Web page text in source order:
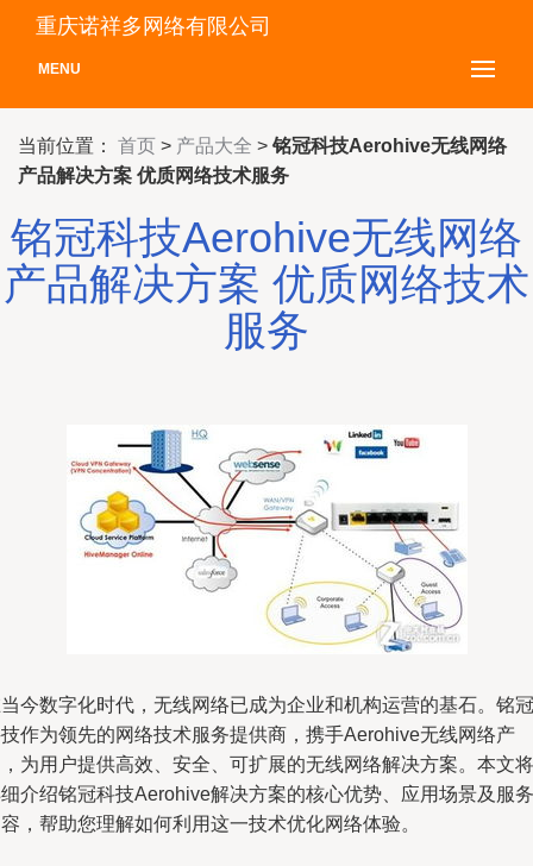
重庆诺祥多网络有限公司
MENU
当前位置： 首页 > 产品大全 > 铭冠科技Aerohive无线网络
产品解决方案 优质网络技术服务
铭冠科技Aerohive无线网络
产品解决方案 优质网络技术
服务
今数字化时代，无线网络已成为企业和机构运营的基石。铭冠
作为领先的网络技术服务提供商，携手Aerohive无线网络产
为用户提供高效、安全、可扩展的无线网络解决方案。本文将
介绍铭冠科技Aerohive解决方案的核心优势、应用场景及服务
，帮助您理解如何利用这一技术优化网络体验。